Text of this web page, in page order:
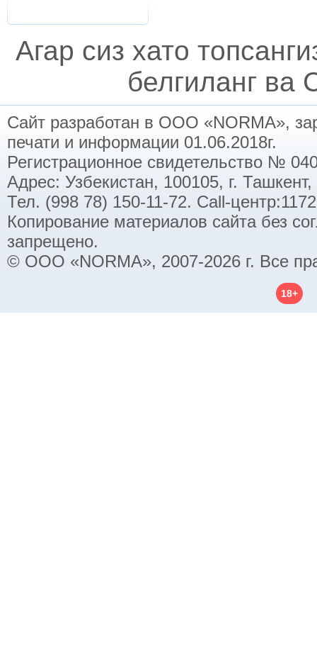
Агар сиз хато
белгиланг ва
Сайт разработан в ООО «NORMA»,
печати и информации 01.06.2018г.
Регистрационное свидетельство №
Адрес: Узбекистан, 100105, г.
Тел. (998 78) 150-11-72. Call-
Копирование материалов сайта без
запрещено.
© ООО «NORMA», 2007-2026 г. Все
18+